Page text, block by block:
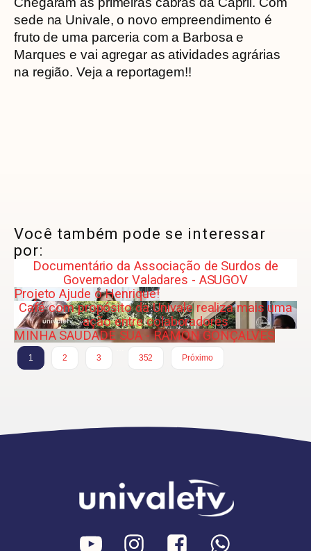
sede na Univale, o novo empreendimento é
fruto de uma parceria com a Barbosa e
Marques e vai agregar as atividades agrárias
na região. Veja a reportagem!!
Você também pode se interessar
por:
Documentário da Associação de Surdos de
Governador Valadares - ASUGOV
Projeto Ajude o Henrique!
Café com propósito da Univale realiza mais uma
ação entre colaboradores
MINHA SAUDADE SUA - RAMON GONÇALVES
1 2 3
352
Próximo